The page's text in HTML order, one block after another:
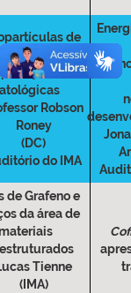
de
verde e
Robson
Roney
(DC)
do IMA
da
de Grafeno e
da área de
Tienne
(IMA)